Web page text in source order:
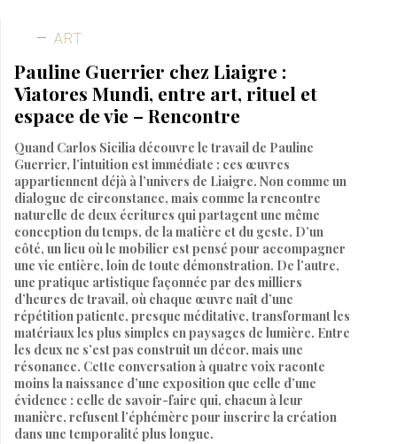
ART
Pauline Guerrier chez Liaigre :
Viatores Mundi, entre art, rituel et
espace de vie – Rencontre
Quand Carlos Sicilia découvre le travail de Pauline
Guerrier, l’intuition est immédiate : ces œuvres
appartiennent déjà à l’univers de Liaigre. Non comme un
dialogue de circonstance, mais comme la rencontre
naturelle de deux écritures qui partagent une même
conception du temps, de la matière et du geste. D’un
côté, un lieu où le mobilier est pensé pour accompagner
une vie entière, loin de toute démonstration. De l’autre,
une pratique artistique façonnée par des milliers
d’heures de travail, où chaque œuvre naît d’une
répétition patiente, presque méditative, transformant les
matériaux les plus simples en paysages de lumière. Entre
les deux ne s’est pas construit un décor, mais une
résonance. Cette conversation à quatre voix raconte
moins la naissance d’une exposition que celle d’une
évidence : celle de savoir-faire qui, chacun à leur
manière, refusent l’éphémère pour inscrire la création
dans une temporalité plus longue.